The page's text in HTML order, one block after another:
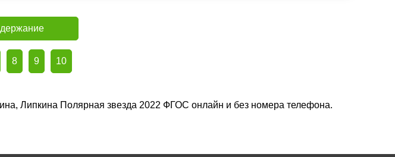
8 9 10
Липкина Полярная звезда 2022 ФГОС онлайн и без номера телефона.